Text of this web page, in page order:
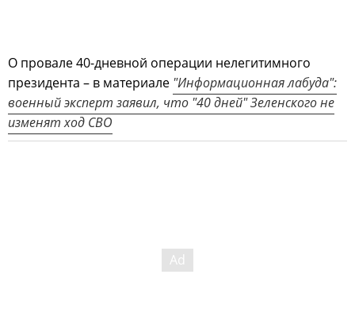
О провале 40-дневной операции нелегитимного
президента – в материале "Информационная лабуда":
военный эксперт заявил, что "40 дней" Зеленского не
изменят ход СВО